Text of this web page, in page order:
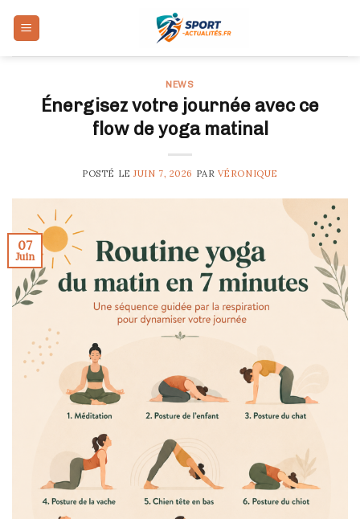
NEWS
Énergisez votre journée avec ce
flow de yoga matinal
POSTÉ LEJUIN 7, 2026 PAR VÉRONIQUE
07
Juin